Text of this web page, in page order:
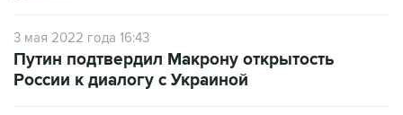
3 мая 2022 года 16:43
Путин подтвердил Макрону открытость
России к диалогу с Украиной